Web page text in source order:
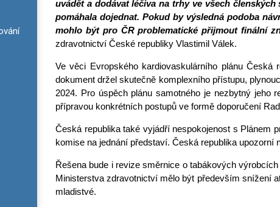
financování
covidu-19
a EU
zdraví
a nelékařská povolání
uvádět a dodávat léčiva na trhy ve všech
pomáhala dojednat. Pokud by výsledná podoba
mohlo být pro ČR problematické přijmout finální
zdravotnictví České republiky Vlastimil Válek.
Ve věci Evropského kardiovaskulárního plánu
dokument držel skutečně komplexního přístupu,
2024. Pro úspěch plánu samotného je nezbytný jeho
přípravou konkrétních postupů ve formě doporučení
Česká republika také vyjádří nespokojenost s Plánem
komise na jednání představí. Česká republika upozorní
Řešena bude i revize směrnice o tabákových
Ministerstva zdravotnictví mělo být především snížení
mladistvé.